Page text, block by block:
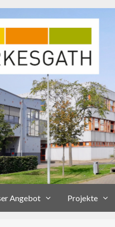
Angebot Projekte